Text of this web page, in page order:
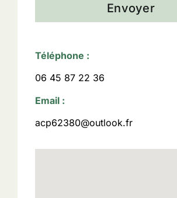
Envoyer
Téléphone :
06 45 87 22 36
Email :
acp62380@outlook.fr